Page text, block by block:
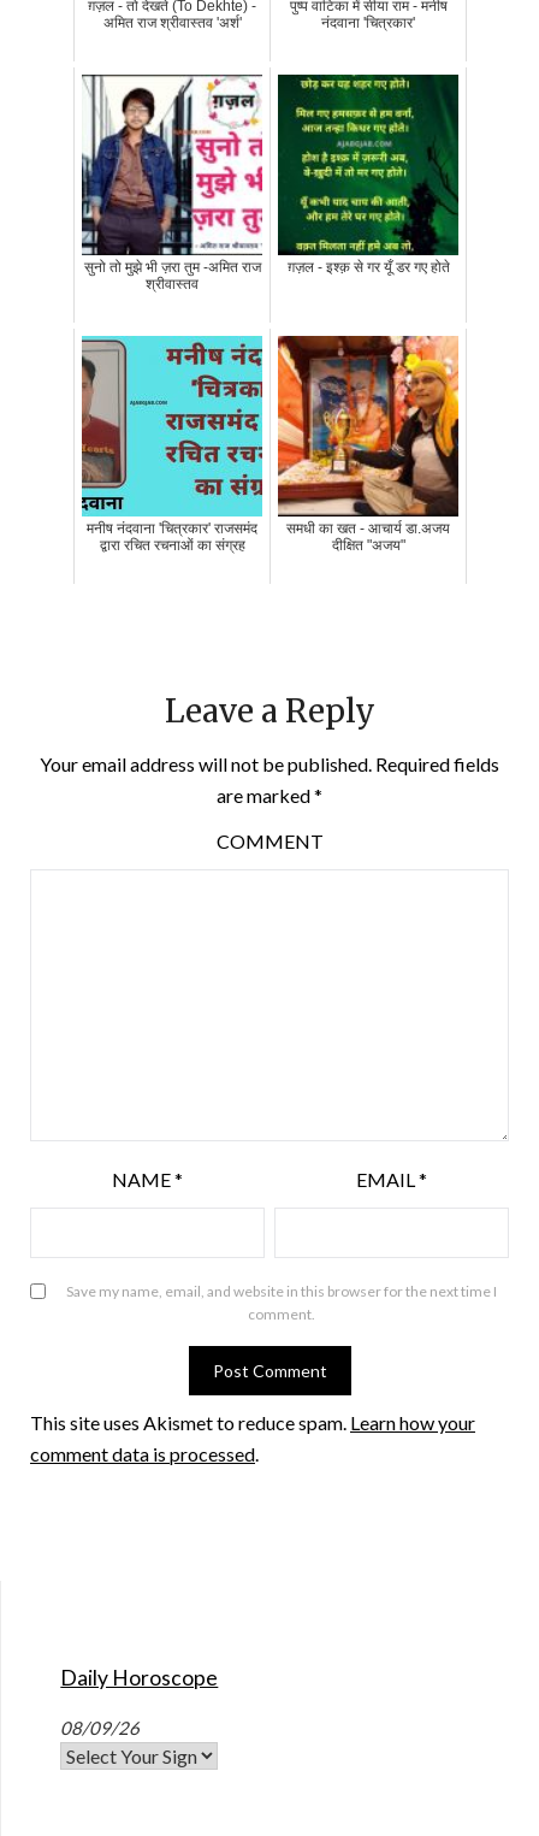
ग़ज़ल - तो देखते (To Dekhte) -
अमित राज श्रीवास्तव 'अर्श'
पुष्प वाटिका में सीया राम - मनीष
नंदवाना 'चित्रकार'
सुनो तो मुझे भी ज़रा तुम -अमित राज
श्रीवास्तव
ग़ज़ल - इश्क़ से गर यूँ डर गए होते
मनीष नंदवाना 'चित्रकार' राजसमंद
द्वारा रचित रचनाओं का संग्रह
समधी का खत - आचार्य डा.अजय
दीक्षित "अजय"
Leave a Reply
Your email address will not be published. Required fields
are marked*
COMMENT
NAME* EMAIL *
Save my name, email, and website in this browser for the next time I
comment.
This site uses Akismet to reduce spam. Learn how your
comment data is processed
Daily Horoscope
08/09/26